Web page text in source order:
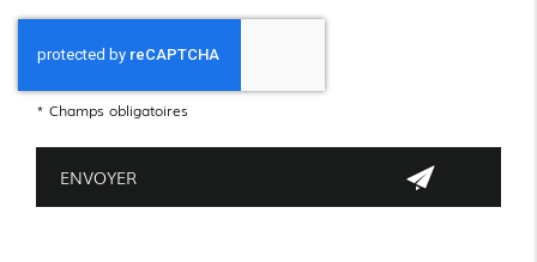
* Champs obligatoires